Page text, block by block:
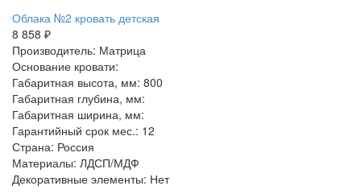
Облака №2 кровать детская
8 858 ₽
Производитель: Матрица
Основание кровати:
Габаритная высота, мм: 800
Габаритная глубина, мм:
Габаритная ширина, мм:
Гарантийный срок мес.: 12
Страна: Россия
Материалы: ЛДСП/МДФ
Декоративные элементы: Нет